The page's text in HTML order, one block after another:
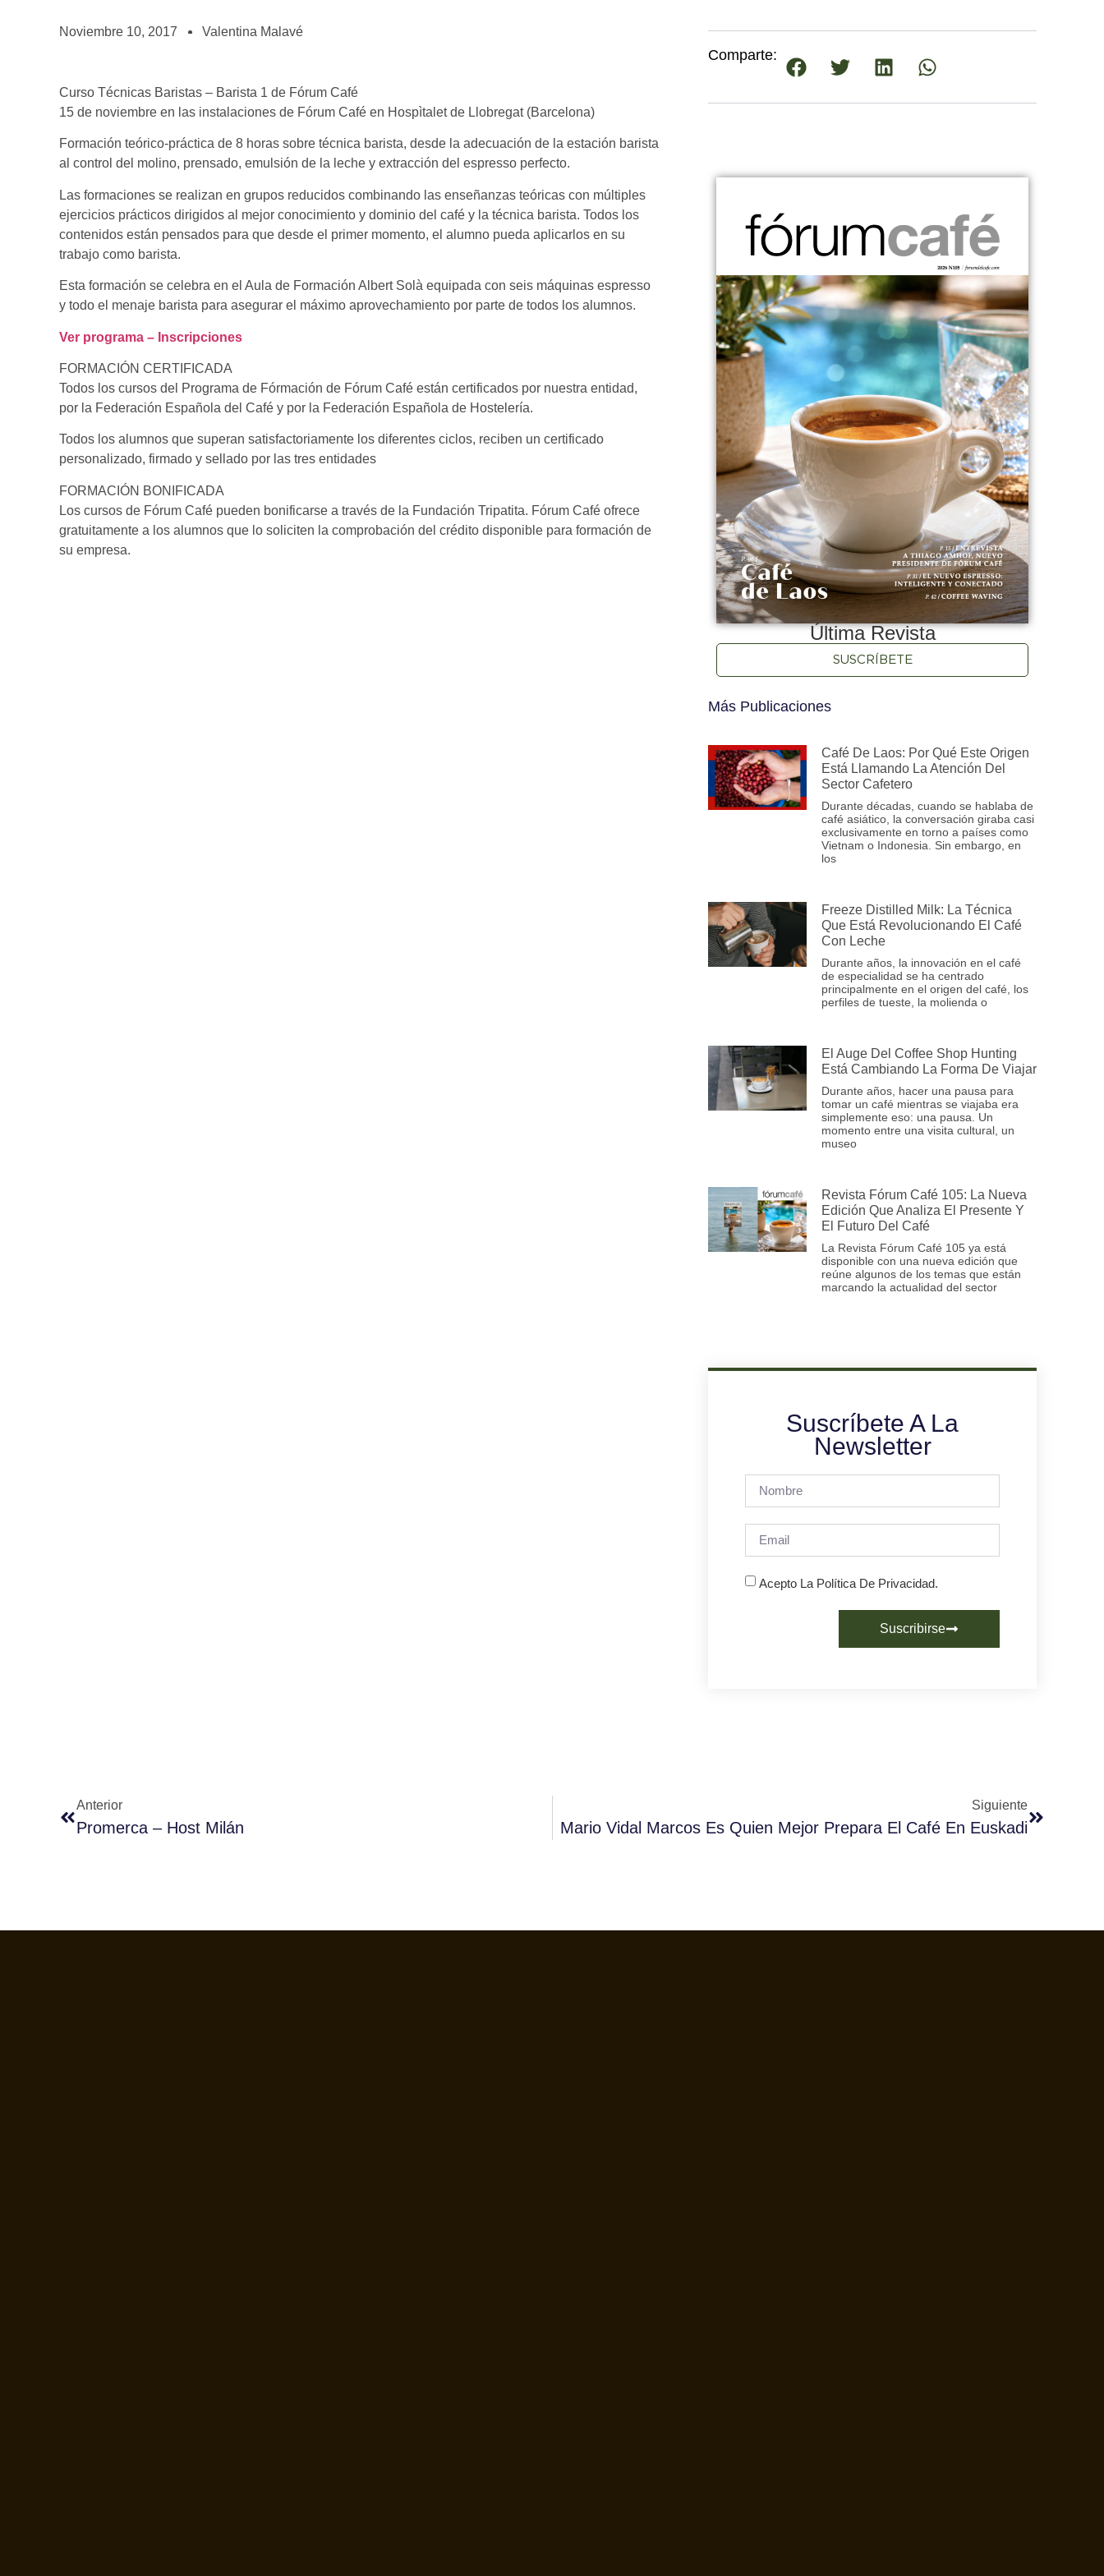
¡te imaginas vivir de tu pasión por el café?
Noviembre 10, 2017 Valentina Malavé
Curso Técnicas Baristas – Barista 1 de Fórum Café
15 de noviembre en las instalaciones de Fórum Café en Hospìtalet de Llobregat (Barcelona)
Formación teórico-práctica de 8 horas sobre técnica barista, desde la adecuación de la estación barista
al control del molino, prensado, emulsión de la leche y extracción del espresso perfecto.
Las formaciones se realizan en grupos reducidos combinando las enseñanzas teóricas con múltiples
ejercicios prácticos dirigidos al mejor conocimiento y dominio del café y la técnica barista. Todos los
contenidos están pensados para que desde el primer momento, el alumno pueda aplicarlos en su
trabajo como barista.
Esta formación se celebra en el Aula de Formación Albert Solà equipada con seis máquinas espresso
y todo el menaje barista para asegurar el máximo aprovechamiento por parte de todos los alumnos.
Ver programa – Inscripciones
FORMACIÓN CERTIFICADA
Todos los cursos del Programa de Fórmación de Fórum Café están certificados por nuestra entidad,
por la Federación Española del Café y por la Federación Española de Hostelería.
Todos los alumnos que superan satisfactoriamente los diferentes ciclos, reciben un certificado
personalizado, firmado y sellado por las tres entidades
FORMACIÓN BONIFICADA
Los cursos de Fórum Café pueden bonificarse a través de la Fundación Tripatita. Fórum Café ofrece
gratuitamente a los alumnos que lo soliciten la comprobación del crédito disponible para formación de
su empresa.
Comparte:
Última Revista
SUSCRÍBETE
Más Publicaciones
Café De Laos: Por Qué Este Origen
Está Llamando La Atención Del
Sector Cafetero
Durante décadas, cuando se hablaba de
café asiático, la conversación giraba casi
exclusivamente en torno a países como
Vietnam o Indonesia. Sin embargo, en
los
Freeze Distilled Milk: La Técnica
Que Está Revolucionando El Café
Con Leche
Durante años, la innovación en el café
de especialidad se ha centrado
principalmente en el origen del café, los
perfiles de tueste, la molienda o
El Auge Del Coffee Shop Hunting
Está Cambiando La Forma De Viajar
Durante años, hacer una pausa para
tomar un café mientras se viajaba era
simplemente eso: una pausa. Un
momento entre una visita cultural, un
museo
Revista Fórum Café 105: La Nueva
Edición Que Analiza El Presente Y
El Futuro Del Café
La Revista Fórum Café 105 ya está
disponible con una nueva edición que
reúne algunos de los temas que están
marcando la actualidad del sector
Suscríbete A La
Newsletter
Acepto La Política De Privacidad.
Suscribirse
Anterior
Promerca – Host Milán
Siguiente
Mario Vidal Marcos Es Quien Mejor Prepara El Café En Euskadi